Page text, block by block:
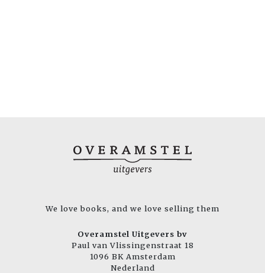
We love books, and we love selling them
Overamstel Uitgevers bv
Paul van Vlissingenstraat 18
1096 BK Amsterdam
Nederland